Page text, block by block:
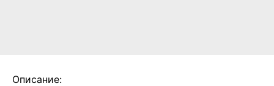
Описание: